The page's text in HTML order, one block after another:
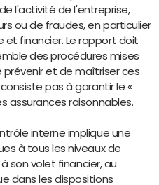
l'activité de l'entreprise,
ou de fraudes, en particulier
financier. Le rapport doit
des procédures mises
et de maîtriser ces
pas à garantir le «
assurances raisonnables.
interne implique une
à tous les niveaux de
son volet financier, au
dans les dispositions